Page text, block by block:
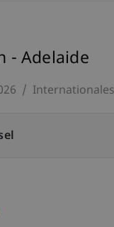
- Adelaide
Internationales